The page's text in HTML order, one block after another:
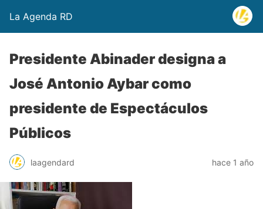
La Agenda RD
Presidente Abinader designa a
José Antonio Aybar como
presidente de Espectáculos
Públicos
laagendard hace 1 año